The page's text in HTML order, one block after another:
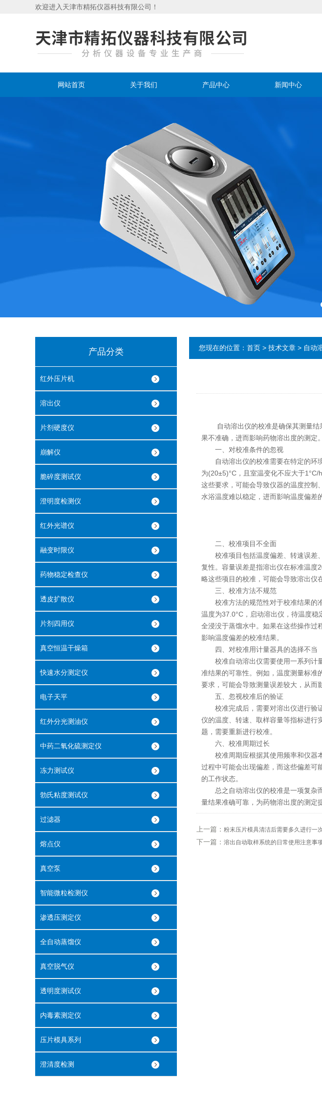
欢迎进入天津市精拓仪器科技有限公司！
网站首页 关于我们 产品中心 新闻中心
产品分类
红外压片机
溶出仪
片剂硬度仪
崩解仪
脆碎度测试仪
澄明度检测仪
红外光谱仪
融变时限仪
药物稳定检查仪
透皮扩散仪
片剂四用仪
真空恒温干燥箱
快速水分测定仪
电子天平
红外分光测油仪
中药二氧化硫测定仪
冻力测试仪
勃氏粘度测试仪
过滤器
熔点仪
真空泵
智能微粒检测仪
渗透压测定仪
全自动蒸馏仪
真空脱气仪
透明度测试仪
内毒素测定仪
压片模具系列
澄清度检测
您现在的位置： 首页 > 技术文章 > 自动
自动溶出仪的校准是确保其测量结果
果不准确，进而影响药物溶出度的测定。
一、对校准条件的忽视
自动溶出仪的校准需要在特定的环境
为(20±5)°C，且室温变化不应大于
这些要求，可能会导致仪器的温度控制
水浴温度难以稳定，进而影响温度偏差
二、校准项目不全面
校准项目包括温度偏差、转速误差、
复性。容量误差是指溶出仪在标准温度
略这些项目的校准，可能会导致溶出仪
三、校准方法不规范
校准方法的规范性对于校准结果的准
温度为37.0°C，启动溶出仪，待温度
全浸没于蒸馏水中。如果在这些操作过
影响温度偏差的校准结果。
四、对校准用计量器具的选择不当
校准自动溶出仪需要使用一系列计量
准结果的可靠性。例如，温度测量标准
要求，可能会导致测量误差较大，从而
五、忽视校准后的验证
校准完成后，需要对溶出仪进行验证
仪的温度、转速、取样容量等指标进行
题，需要重新进行校准。
六、校准周期过长
校准周期应根据其使用频率和仪器本
过程中可能会出现偏差，而这些偏差可
的工作状态。
总之自动溶出仪的校准是一项复杂而
量结果准确可靠，为药物溶出度的测定
上一篇： 粉末压片模具清洁后需要多久进行一
下一篇： 溶出自动取样系统的日常使用注意事